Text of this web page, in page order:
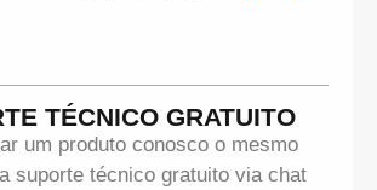
TÉCNICO GRATUITO
um produto conosco o mesmo
suporte técnico gratuito via chat